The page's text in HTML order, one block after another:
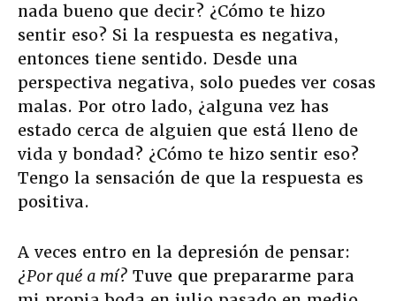
nada bueno que decir? ¿Cómo te hizo
sentir eso? Si la respuesta es negativa,
entonces tiene sentido. Desde una
perspectiva negativa, solo puedes ver cosas
malas. Por otro lado, ¿alguna vez has
estado cerca de alguien que está lleno de
vida y bondad? ¿Cómo te hizo sentir eso?
Tengo la sensación de que la respuesta es
positiva.
A veces entro en la depresión de pensar:
¿Por qué a mí? Tuve que prepararme para